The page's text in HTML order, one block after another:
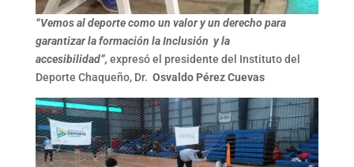
“Vemos al deporte como un valor y un derecho para
garantizar la formación la Inclusión y la
accesibilidad”, expresó el presidente del Instituto del
Deporte Chaqueño, Dr. Osvaldo Pérez Cuevas